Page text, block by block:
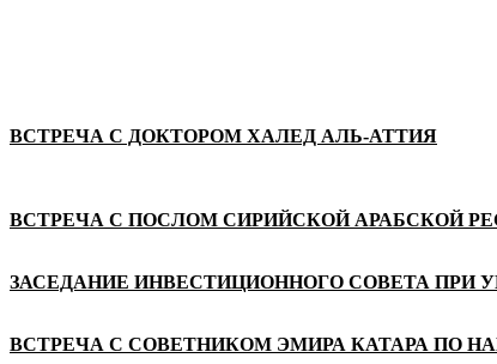
ВСТРЕЧА С ДОКТОРОМ ХАЛЕД АЛЬ-АТТИЯ
ВСТРЕЧА С ПОСЛОМ СИРИЙСКОЙ АРАБСКОЙ
ЗАСЕДАНИЕ ИНВЕСТИЦИОННОГО СОВЕТА ПРИ
ВСТРЕЧА С СОВЕТНИКОМ ЭМИРА КАТАРА ПО